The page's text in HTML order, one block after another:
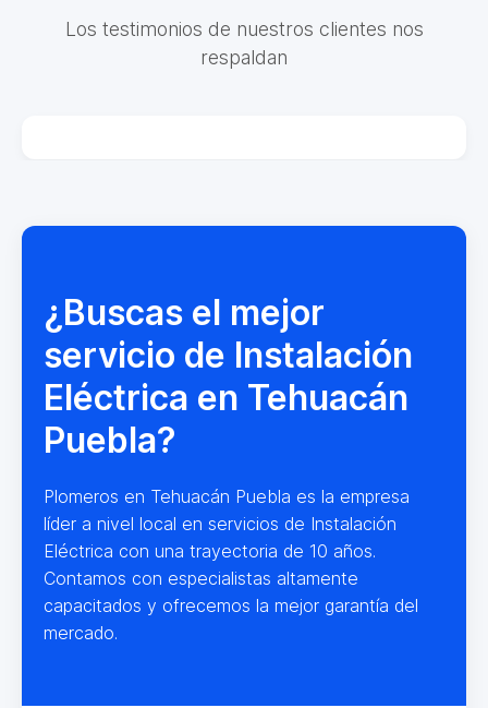
Los testimonios de nuestros clientes nos
respaldan
¿Buscas el mejor
servicio de Instalación
Eléctrica en Tehuacán
Puebla?
Plomeros en Tehuacán Puebla es la empresa
líder a nivel local en servicios de Instalación
Eléctrica con una trayectoria de 10 años.
Contamos con especialistas altamente
capacitados y ofrecemos la mejor garantía del
mercado.